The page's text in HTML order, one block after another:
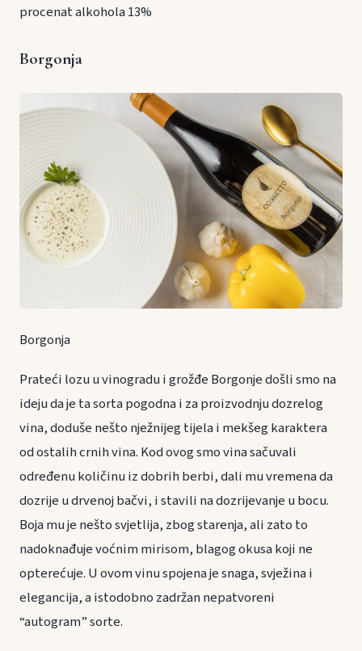
procenat alkohola 13%
Borgonja
Borgonja
Prateći lozu u vinogradu i grožđe Borgonje došli smo na
ideju da je ta sorta pogodna i za proizvodnju dozrelog
vina, doduše nešto nježnijeg tijela i mekšeg karaktera
od ostalih crnih vina. Kod ovog smo vina sačuvali
određenu količinu iz dobrih berbi, dali mu vremena da
dozrije u drvenoj bačvi, i stavili na dozrijevanje u bocu.
Boja mu je nešto svjetlija, zbog starenja, ali zato to
nadoknađuje voćnim mirisom, blagog okusa koji ne
opterećuje. U ovom vinu spojena je snaga, svježina i
elegancija, a istodobno zadržan nepatvoreni
“autogram” sorte.